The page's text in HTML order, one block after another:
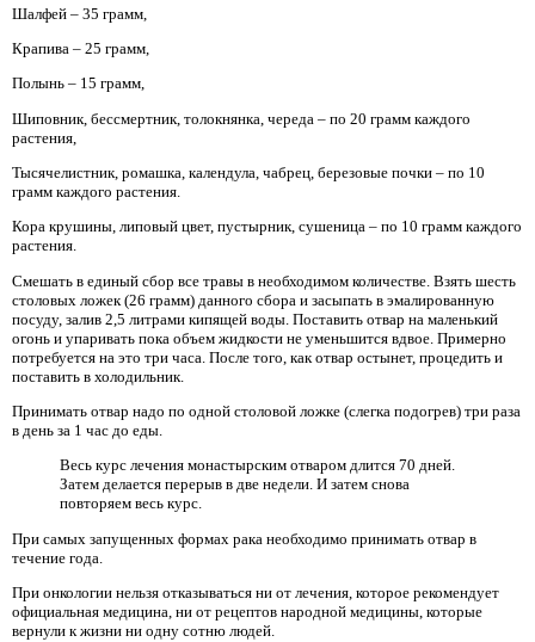
Шалфей – 35 грамм,
Крапива – 25 грамм,
Полынь – 15 грамм,
Шиповник, бессмертник, толокнянка, череда – по 20 грамм каждого
растения,
Тысячелистник, ромашка, календула, чабрец, березовые почки – по 10
грамм каждого растения.
Кора крушины, липовый цвет, пустырник, сушеница – по 10 грамм каждого
растения.
Смешать в единый сбор все травы в необходимом количестве. Взять шесть
столовых ложек (26 грамм) данного сбора и засыпать в эмалированную
посуду, залив 2,5 литрами кипящей воды. Поставить отвар на маленький
огонь и упаривать пока объем жидкости не уменьшится вдвое. Примерно
потребуется на это три часа. После того, как отвар остынет, процедить и
поставить в холодильник.
Принимать отвар надо по одной столовой ложке (слегка подогрев) три раза
в день за 1 час до еды.
Весь курс лечения монастырским отваром длится 70 дней.
Затем делается перерыв в две недели. И затем снова
повторяем весь курс.
При самых запущенных формах рака необходимо принимать отвар в
течение года.
При онкологии нельзя отказываться ни от лечения, которое рекомендует
официальная медицина, ни от рецептов народной медицины, которые
вернули к жизни ни одну сотню людей.